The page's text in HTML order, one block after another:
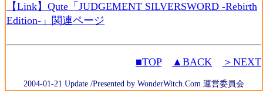
【Link】Qute「JUDGEMENT SILVERSWORD -Rebirth
Edition-」関連ページ
■TOP ▲BACK ＞NEXT
2004-01-21 Update /Presented by WonderWitch.Com 運営委員会